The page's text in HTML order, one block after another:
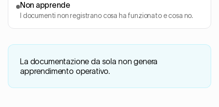
Non apprende
I documenti non registrano cosa ha funzionato e cosa no.
La documentazione da sola non genera
apprendimento operativo.